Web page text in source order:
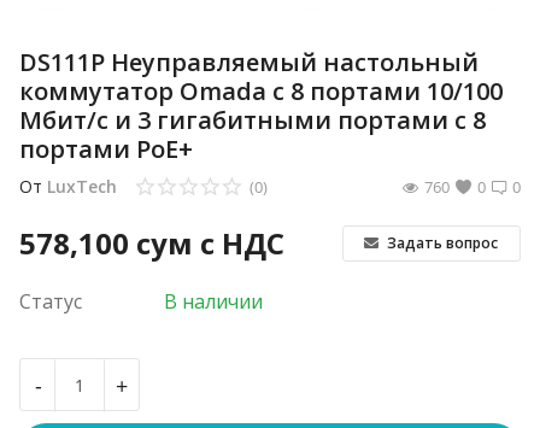
DS111P Неуправляемый настольный
коммутатор Omada с 8 портами 10/100
Мбит/с и 3 гигабитными портами с 8
портами PoE+
От LuxTech 0
(0) 0
760
578,100 сум с НДС Задать вопрос
Статус В наличии
- +